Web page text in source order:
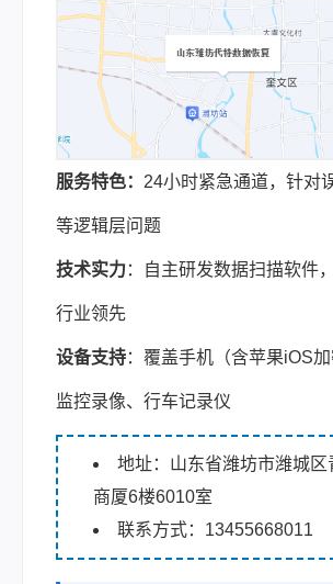
服务特色： 24小时紧急通道，针对
等逻辑层问题
技术实力：自主研发数据扫描软件
行业领先
设备支持：覆盖手机（含苹果iOS加
监控录像、行车记录仪
地址：山东省潍坊市潍城区
商厦6楼6010室
联系方式：13455668011